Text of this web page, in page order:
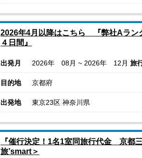
2026年4月以降はこちら 『弊社Aラ
４日間』
出発月 2026年 08月 ~ 2026年 12月 旅
目的地 京都府
出発地 東京23区 神奈川県
『催行決定！1名1室同旅行代金 京都
旅’smart＞